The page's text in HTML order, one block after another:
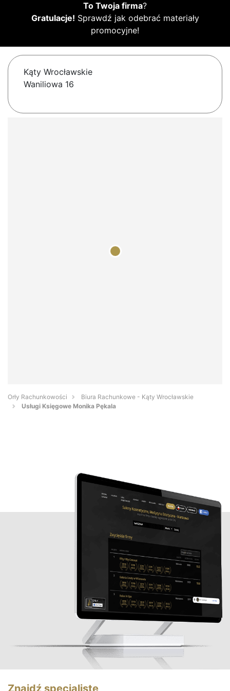
To Twoja firma?
Gratulacje! Sprawdź jak odebrać materiały
promocyjne!
Kąty Wrocławskie
Waniliowa 16
Orły Rachunkowości
Biura Rachunkowe - Kąty Wrocławskie
Usługi Księgowe Monika Pękala
Znajdź specjalistę